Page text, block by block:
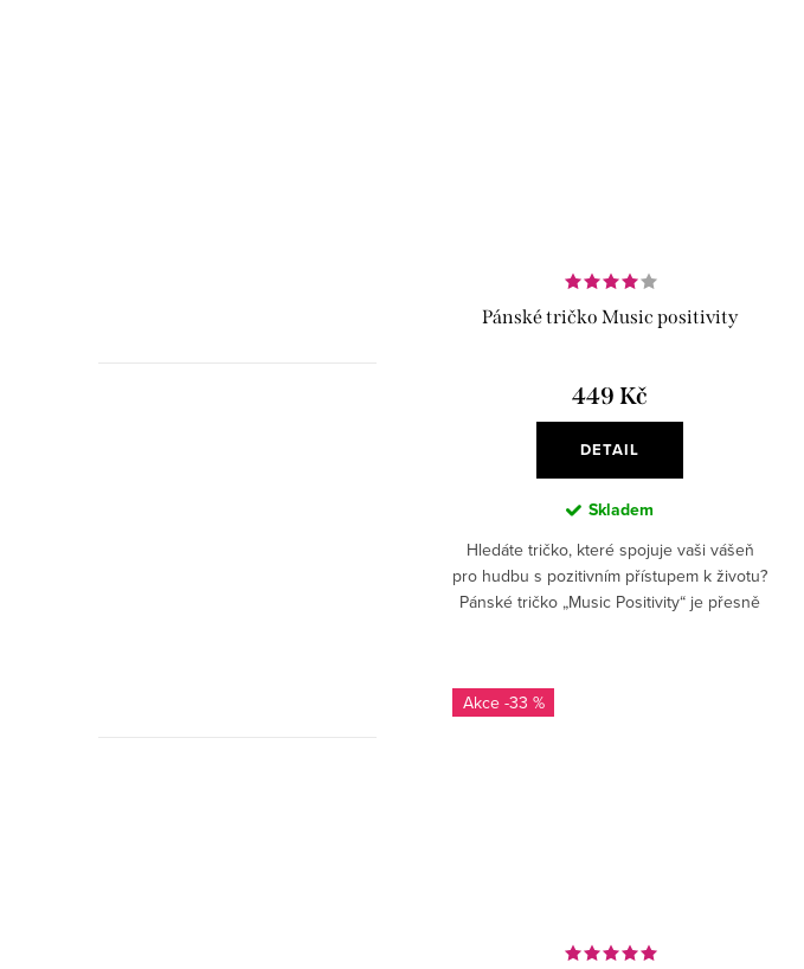
Pánské tričko Music positivity
449 Kč
DETAIL
Skladem
Hledáte tričko, které spojuje vaši vášeň
pro hudbu s pozitivním přístupem k životu?
Pánské tričko „Music Positivity“ je přesně
-33 %